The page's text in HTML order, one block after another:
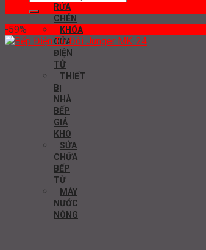
RỬA
CHÉN
KHÓA
CỬA
ĐIỆN
TỬ
THIẾT
BỊ
NHÀ
BẾP
GIÁ
KHO
SỬA
CHỮA
BẾP
TỪ
MÁY
NƯỚC
NÓNG
kiếm:
-59%